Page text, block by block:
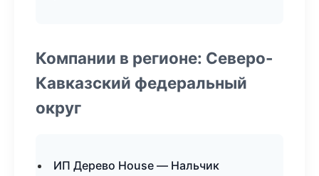
Компании в регионе: Северо-
Кавказский федеральный
округ
ИП Дерево House — Нальчик